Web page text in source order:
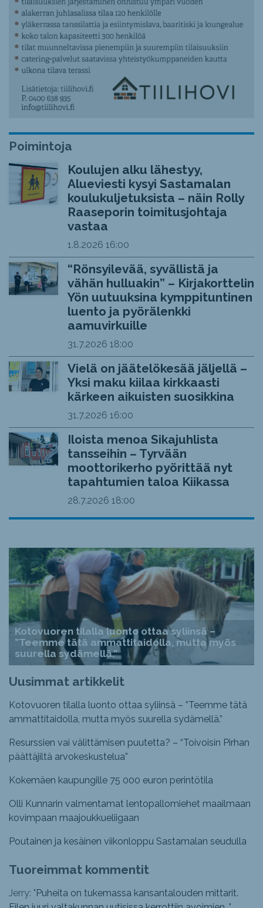
Poimintoja
Koulujen alku lähestyy,
Alueviesti kysyi Sastamalan
koulukuljetuksista – näin Rolly
Raaseporin toimitusjohtaja
vastaa
1.8.2026 16:00
“Rönsyilevää, syvällistä ja
vähän hulluakin” – Kirjakorttelin
Yön uutuuksina kymppituntinen
luento ja pyörälenkki
aamuvirkuille
31.7.2026 18:00
Vielä on jäätelökesää jäljellä –
Yksi maku kiilaa kirkkaasti
kärkeen aikuisten suosikkina
31.7.2026 16:00
Iloista menoa Sikajuhlista
tansseihin – Tyrvään
moottorikerho pyörittää nyt
tapahtumien taloa Kiikassa
28.7.2026 18:00
Kotovuoren tilalla luonto ottaa syliinsä –
”Teemme tätä ammattitaidolla, mutta myös
suurella sydämellä.”
Uusimmat artikkelit
Kotovuoren tilalla luonto ottaa syliinsä – ”Teemme tätä
ammattitaidolla, mutta myös suurella sydämellä.”
Resurssien vai välittämisen puutetta? – “Toivoisin Pirhan
päättäjiltä arvokeskustelua”
Kokemäen kaupungille 75 000 euron perintötila
Olli Kunnarin valmentamat lentopallomiehet maailmaan
kovimpaan maajoukkueliigaan
Poutainen ja kesäinen viikonloppu Sastamalan seudulla
Tuoreimmat kommentit
Jerry: "Puheita on tukemassa kansantalouden mittarit.